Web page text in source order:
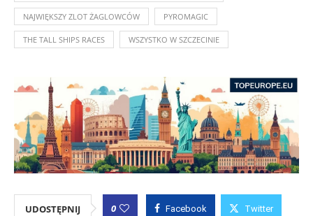
NAJWIĘKSZY ZLOT ŻAGLOWCÓW PYROMAGIC
THE TALL SHIPS RACES WSZYSTKO W SZCZECINIE
UDOSTĘPNIJ 0 Facebook Twitter